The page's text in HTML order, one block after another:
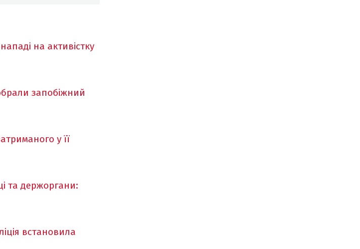
на активістку
запобіжний
у її
та держоргани:
встановила